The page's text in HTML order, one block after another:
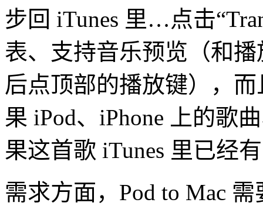
步回 iTunes 里…点击
表、支持音乐预览（和
后点顶部的播放键），
果 iPod、iPhone 上的歌
果这首歌 iTunes 里已经
需求方面，Pod to Mac